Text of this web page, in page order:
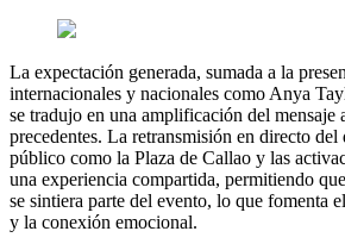
La expectación generada, sumada a la
internacionales y nacionales como Anya
se tradujo en una amplificación del mensaje
precedentes. La retransmisión en directo del
público como la Plaza de Callao y las
una experiencia compartida, permitiendo
se sintiera parte del evento, lo que fomenta
y la conexión emocional.